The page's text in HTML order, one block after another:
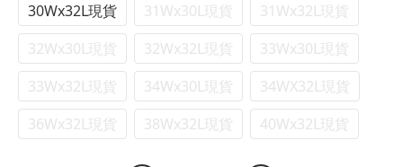
30Wx32L現貨
31Wx30L現貨
31Wx32L現貨
32Wx30L現貨
32Wx32L現貨
33Wx30L現貨
33Wx32L現貨
34Wx30L現貨
34WX32L現貨
36Wx32L現貨
38Wx32L現貨 40Wx32L現貨